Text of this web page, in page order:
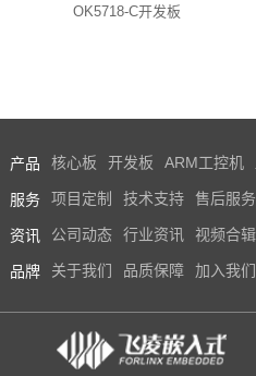
OK5718-C开发板
产品 核心板 开发板 ARM工控机
服务 项目定制 技术支持 售后服务
资讯 公司动态 行业资讯 视频合辑
品牌 关于我们 品质保障 加入我们